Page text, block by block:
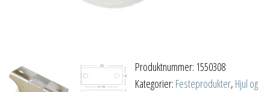
Produktnummer: 1550308
Kategorier: Festeprodukter, Hjul og